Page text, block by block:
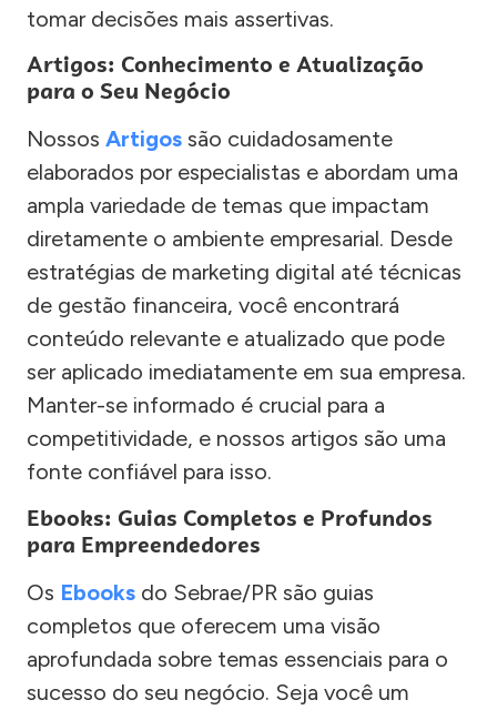
tomar decisões mais assertivas.
Artigos: Conhecimento e Atualização
para o Seu Negócio
Nossos Artigos são cuidadosamente
elaborados por especialistas e abordam uma
ampla variedade de temas que impactam
diretamente o ambiente empresarial. Desde
estratégias de marketing digital até técnicas
de gestão financeira, você encontrará
conteúdo relevante e atualizado que pode
ser aplicado imediatamente em sua empresa.
Manter-se informado é crucial para a
competitividade, e nossos artigos são uma
fonte confiável para isso.
Ebooks: Guias Completos e Profundos
para Empreendedores
Os Ebooks do Sebrae/PR são guias
completos que oferecem uma visão
aprofundada sobre temas essenciais para o
sucesso do seu negócio. Seja você um